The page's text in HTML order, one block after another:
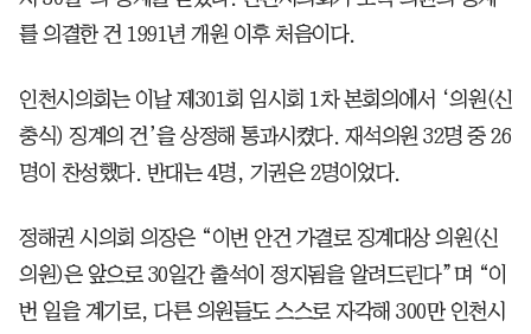
를 의결한 건 1991년 개원 이후 처음이다.
인천시의회는 이날 제301회 임시회 1차 본회의에서 ‘의원(신
충식) 징계의 건’을 상정해 통과시켰다. 재석의원 32명 중 26
명이 찬성했다. 반대는 4명, 기권은 2명이었다.
정해권 시의회 의장은 “이번 안건 가결로 징계대상 의원(신
의원)은 앞으로 30일간 출석이 정지됨을 알려드린다”며 “이
번 일을 계기로, 다른 의원들도 스스로 자각해 300만 인천시